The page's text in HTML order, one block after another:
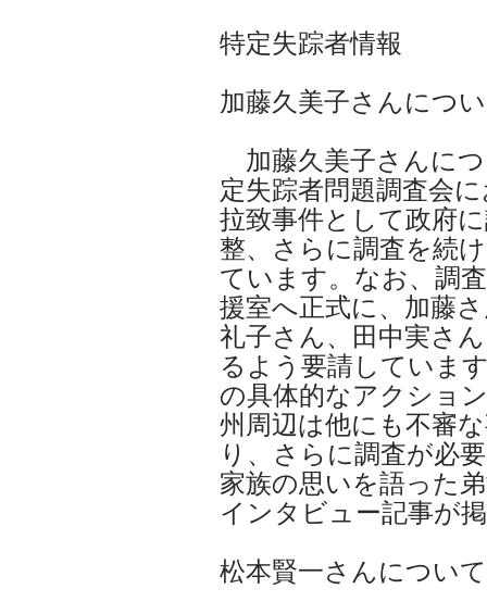
特定失踪者情報
加藤久美子さんにつ
加藤久美子さんに
定失踪者問題調査会
拉致事件として政府
整、さらに調査を続
ています。なお、調
援室へ正式に、加藤
礼子さん、田中実さ
るよう要請していま
の具体的なアクショ
州周辺は他にも不審
り、さらに調査が必
家族の思いを語った
インタビュー記事が
松本賢一さんについて